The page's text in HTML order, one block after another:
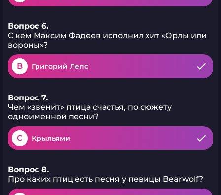
Вопрос 6.
С кем Максим Фадеев исполнил хит «Орлы или
вороны»?
B Григорий Лепс
Вопрос 7.
Чем «звенит» птица счастья, по сюжету
одноименной песни?
C Крыльями
Вопрос 8.
Про каких птиц есть песня у певицы Bearwolf?